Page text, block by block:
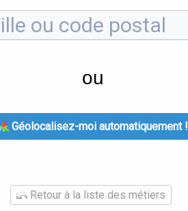
ou
Géolocalisez-moi automatiquement !
Retour à la liste des métiers